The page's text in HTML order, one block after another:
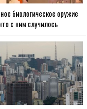
биологическое оружие
с ним случилось